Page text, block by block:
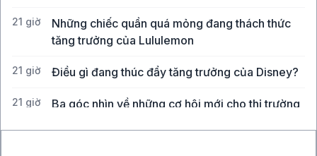
21 giờ
Những chiếc quần quá mỏng đang thách thức
tăng trưởng của Lululemon
21 giờ Điều gì đang thúc đẩy tăng trưởng của Disney?
21 giờ
Ba góc nhìn về những cơ hội mới cho thị trường